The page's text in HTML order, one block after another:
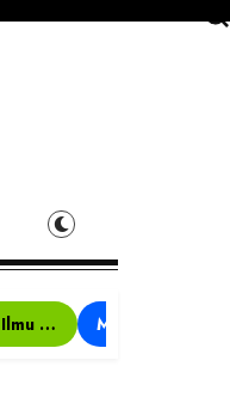
Hidupkan Akhlak melalui Ilmu yang Diamalkan